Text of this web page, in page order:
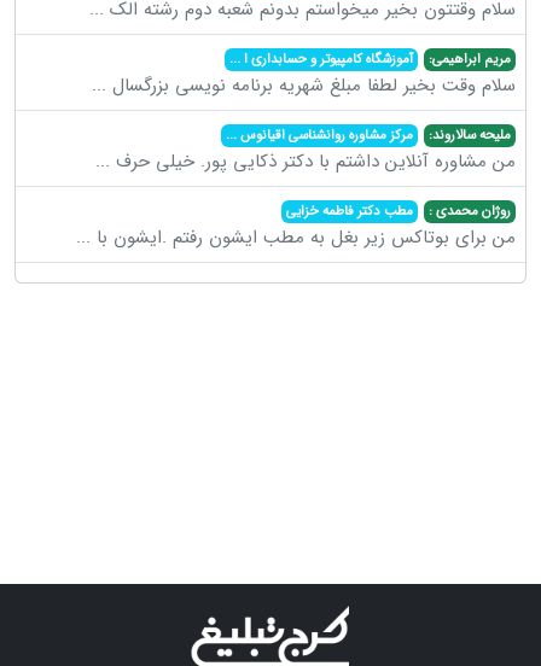
سلام وقتتون بخیر میخواستم بدونم شعبه دوم رشته الک ...
مریم ابراهیمی: آموزشگاه کامپیوتر و حسابداری ا...
سلام وقت بخیر لطفا مبلغ شهریه برنامه نویسی بزرگسال ...
ملیحه سالاروند: مرکز مشاوره روانشناسی اقیانوس...
من مشاوره آنلاین داشتم با دکتر ذکایی پور. خیلی حرف ...
روژان محمدی : مطب دکتر فاطمه خزایی
من برای بوتاکس زیر بغل به مطب ایشون رفتم .ایشون با ...